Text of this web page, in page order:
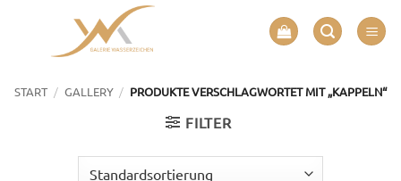
springen
START / GALLERY / PRODUKTE VERSCHLAGWORTET MIT „KAPPELN“
FILTER